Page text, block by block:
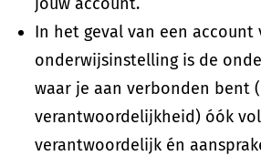
In het geval van een account
onderwijsinstelling is de
waar je aan verbonden bent
verantwoordelijkheid) óók
verantwoordelijk én